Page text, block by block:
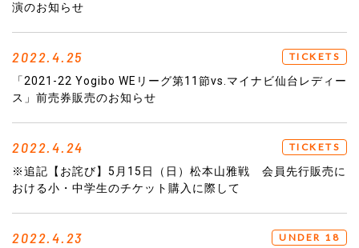
演のお知らせ
2022.4.25 TICKETS
「2021-22 Yogibo WEリーグ第11節vs.マイナビ仙台レディー
ス」前売券販売のお知らせ
2022.4.24 TICKETS
※追記【お詫び】5月15日（日）松本山雅戦 会員先行販売に
おける小・中学生のチケット購入に際して
2022.4.23 UNDER 18